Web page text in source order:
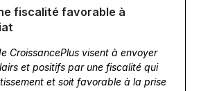
fiscalité favorable à
CroissancePlus visent à envoyer
et positifs par une fiscalité qui
et soit favorable à la prise